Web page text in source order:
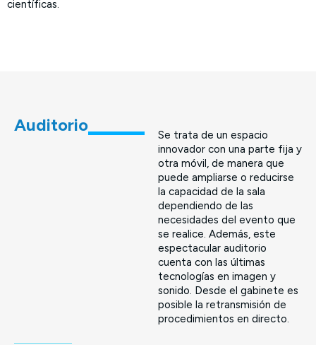
científicas.
Auditorio
Se trata de un espacio
innovador con una parte fija y
otra móvil, de manera que
puede ampliarse o reducirse
la capacidad de la sala
dependiendo de las
necesidades del evento que
se realice. Además, este
espectacular auditorio
cuenta con las últimas
tecnologías en imagen y
sonido. Desde el gabinete es
posible la retransmisión de
procedimientos en directo.